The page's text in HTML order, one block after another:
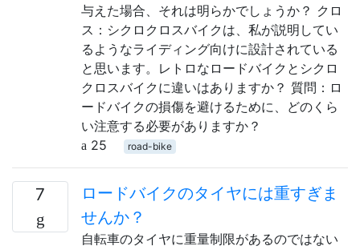
与えた場合、それは明らかでしょうか？ クロ
ス：シクロクロスバイクは、私が説明してい
るようなライディング向けに設計されている
と思います。レトロなロードバイクとシクロ
クロスバイクに違いはありますか？ 質問：ロ
ードバイクの損傷を避けるために、どのくら
い注意する必要がありますか？
25
road-bike
7
ロードバイクのタイヤには重すぎま
せんか？
自転車のタイヤに重量制限があるのではない